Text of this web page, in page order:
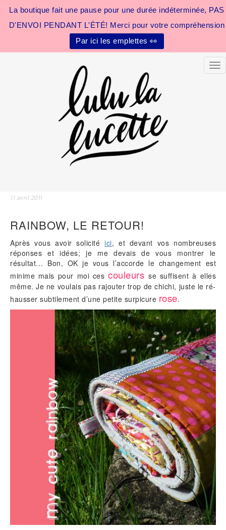
La boutique fait une pause pour une durée indéterminée, PAS
D'ENVOI PENDANT L'ÉTÉ! Merci pour votre compréhension
Par ici les emplettes 👀
11 avril 2011
RAINBOW, LE RETOUR!
Après vous avoir solicitéici, et devant vos nombreuses
réponses et idées; je me devais de vous montrer le
résultat… Bon, OK je vous l’accorde le changement est
minime mais pour moi cescouleursse suffisent à elles
même. Je ne voulais pas rajouter trop de chichi, juste le ré-
hausser subtilement d’une petite surpicure rose.